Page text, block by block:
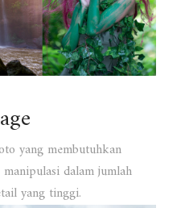
yang membutuhkan
dalam jumlah
yang tinggi.